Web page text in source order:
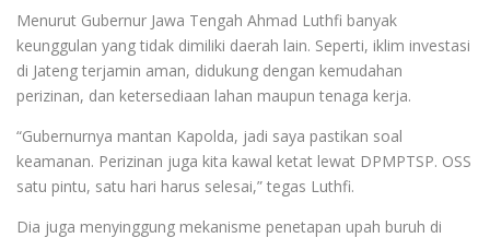
Menurut Gubernur Jawa Tengah Ahmad Luthfi banyak
keunggulan yang tidak dimiliki daerah lain. Seperti, iklim investasi
di Jateng terjamin aman, didukung dengan kemudahan
perizinan, dan ketersediaan lahan maupun tenaga kerja.
“Gubernurnya mantan Kapolda, jadi saya pastikan soal
keamanan. Perizinan juga kita kawal ketat lewat DPMPTSP. OSS
satu pintu, satu hari harus selesai,” tegas Luthfi.
Dia juga menyinggung mekanisme penetapan upah buruh di